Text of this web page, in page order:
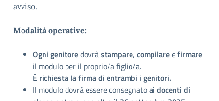
avviso.
Modalità operative:
Ogni genitoredovràstampare, compilareefirmare
il modulo per il proprio/a figlio/a.
È richiesta la firma di entrambi i genitori.
Il modulo dovrà essere consegnatoai docenti di